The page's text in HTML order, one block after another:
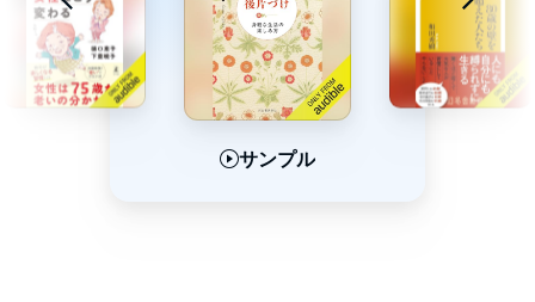
サンプル